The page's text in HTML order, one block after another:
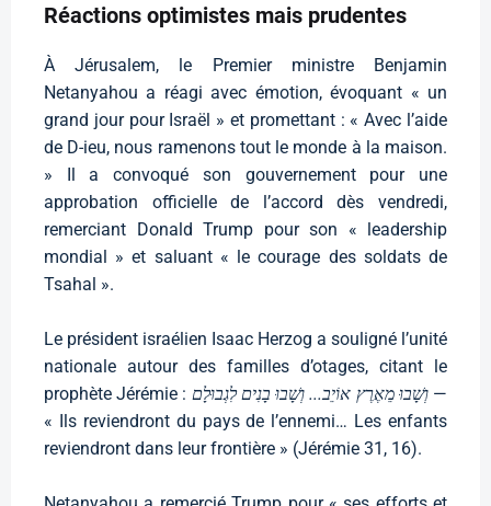
Réactions optimistes mais prudentes
À Jérusalem, le Premier ministre Benjamin
Netanyahou a réagi avec émotion, évoquant « un
grand jour pour Israël » et promettant : « Avec l’aide
de D-ieu, nous ramenons tout le monde à la maison.
» Il a convoqué son gouvernement pour une
approbation officielle de l’accord dès vendredi,
remerciant Donald Trump pour son « leadership
mondial » et saluant « le courage des soldats de
Tsahal ».
Le président israélien Isaac Herzog a souligné l’unité
nationale autour des familles d’otages, citant le
prophète Jérémie : וְשָׁבוּ מֵאֶרֶץ אוֹיֵב... וְשָׁבוּ בָנִים לִגְבוּלָם—
« Ils reviendront du pays de l’ennemi… Les enfants
reviendront dans leur frontière » (Jérémie 31, 16).